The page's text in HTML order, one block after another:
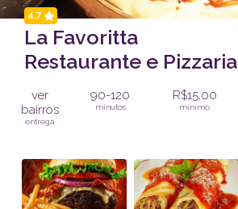
4.7
La Favoritta
Restaurante e Pizzaria
ver
bairros
entrega
90-120
minutos
R$15,00
mínimo